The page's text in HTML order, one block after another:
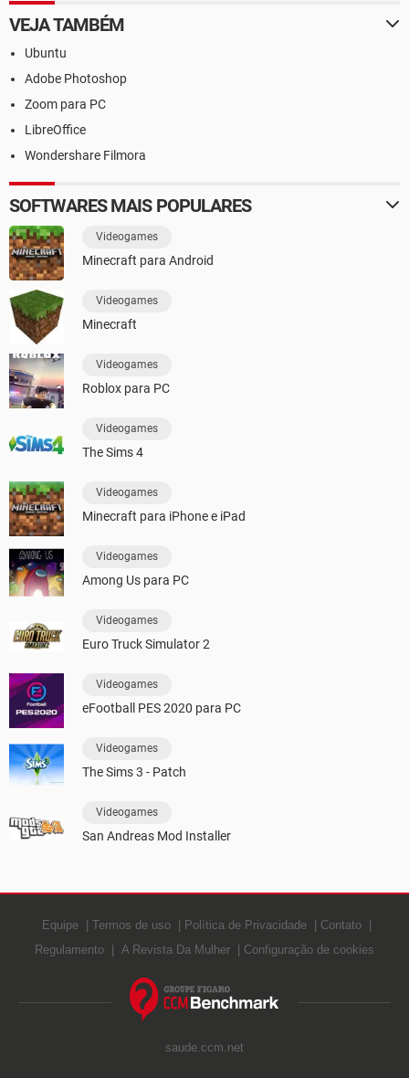
VEJA TAMBÉM
Ubuntu
Adobe Photoshop
Zoom para PC
LibreOffice
Wondershare Filmora
SOFTWARES MAIS POPULARES
Videogames
Minecraft para Android
Videogames
Minecraft
Videogames
Roblox para PC
Videogames
The Sims 4
Videogames
Minecraft para iPhone e iPad
Videogames
Among Us para PC
Videogames
Euro Truck Simulator 2
Videogames
eFootball PES 2020 para PC
Videogames
The Sims 3 - Patch
Videogames
San Andreas Mod Installer
Equipe Termos de uso Política de Privacidade
Contato
Regulamento
A Revista Da Mulher Configuração de cookies
saude.ccm.net